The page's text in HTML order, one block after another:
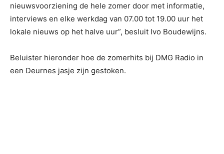
nieuwsvoorziening de hele zomer door met informatie,
interviews en elke werkdag van 07.00 tot 19.00 uur het
lokale nieuws op het halve uur”, besluit Ivo Boudewijns.
Beluister hieronder hoe de zomerhits bij DMG Radio in
een Deurnes jasje zijn gestoken.